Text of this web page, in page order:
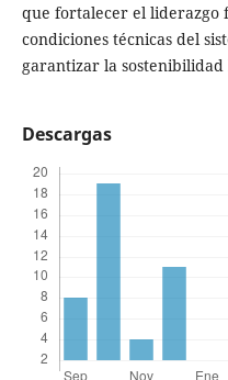
que fortalecer el liderazgo
condiciones técnicas del
garantizar la sostenibilidad
Descargas